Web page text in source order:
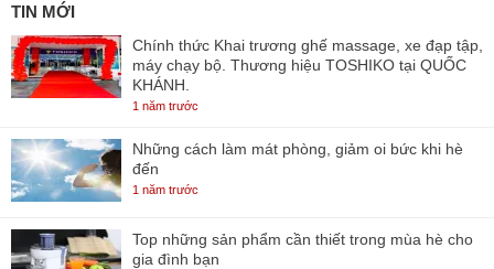
TIN MỚI
Chính thức Khai trương ghế massage, xe đạp tập,
máy chạy bộ. Thương hiệu TOSHIKO tại QUỐC
KHÁNH.
1 năm trước
Những cách làm mát phòng, giảm oi bức khi hè
đến
1 năm trước
Top những sản phẩm cần thiết trong mùa hè cho
gia đình bạn